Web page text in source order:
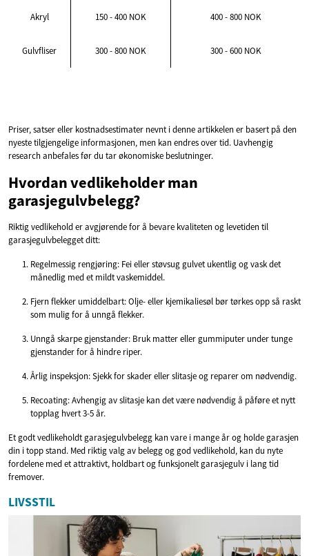
Akryl 150 - 400 NOK 400 - 800 NOK
Gulvfliser 300 - 800 NOK 300 - 600 NOK
Priser, satser eller kostnadsestimater nevnt i denne artikkelen er basert på den
nyeste tilgjengelige informasjonen, men kan endres over tid. Uavhengig
research anbefales før du tar økonomiske beslutninger.
Hvordan vedlikeholder man
garasjegulvbelegg?
Riktig vedlikehold er avgjørende for å bevare kvaliteten og levetiden til
garasjegulvbelegget ditt:
Regelmessig rengjøring: Fei eller støvsug gulvet ukentlig og vask det
månedlig med et mildt vaskemiddel.
Fjern flekker umiddelbart: Olje- eller kjemikaliesøl bør tørkes opp så raskt
som mulig for å unngå flekker.
Unngå skarpe gjenstander: Bruk matter eller gummiputer under tunge
gjenstander for å hindre riper.
Årlig inspeksjon: Sjekk for skader eller slitasje og reparer om nødvendig.
Recoating: Avhengig av slitasje kan det være nødvendig å påføre et nytt
topplag hvert 3-5 år.
Et godt vedlikeholdt garasjegulvbelegg kan vare i mange år og holde garasjen
din i topp stand. Med riktig valg av belegg og god vedlikehold, kan du nyte
fordelene med et attraktivt, holdbart og funksjonelt garasjegulv i lang tid
fremover.
LIVSSTIL